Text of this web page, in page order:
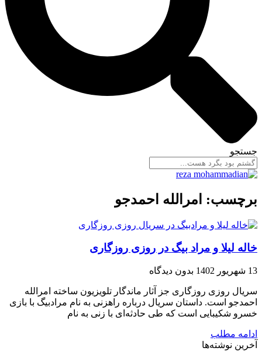
جستجو
برچسب: امرالله احمدجو
خاله لیلا و مراد بیگ در روزی روزگاری
13 شهریور 1402 بدون دیدگاه
سریال روزی روزگاری جز آثار ماندگار تلویزیون ساخته امرالله
احمدجو است. داستان سریال درباره راهزنی به نام مرادبیگ با بازی
خسرو شکیبایی است که طی حادثه‌ای با زنی به نام
ادامه مطلب
آخرین نوشته‌ها